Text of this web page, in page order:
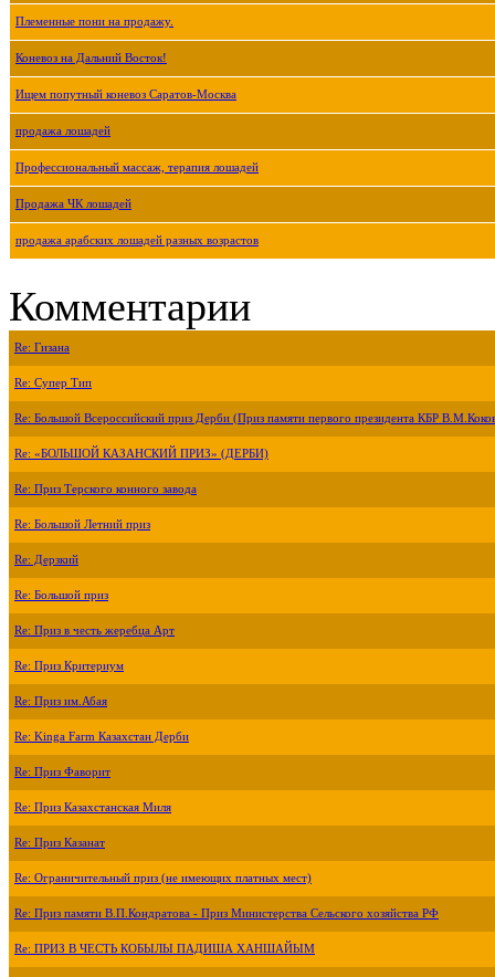
Племенные пони на продажу.
Коневоз на Дальний Восток!
Ищем попутный коневоз Саратов-Москва
продажа лошадей
Профессиональный массаж, терапия лошадей
Продажа ЧК лошадей
продажа арабских лошадей разных возрастов
Комментарии
Re: Гизана
Re: Супер Тип
Re: Большой Всероссийский приз Дерби (Приз памяти первого президента КБР
Re: «БОЛЬШОЙ КАЗАНСКИЙ ПРИЗ» (ДЕРБИ)
Re: Приз Терского конного завода
Re: Большой Летний приз
Re: Дерзкий
Re: Большой приз
Re: Приз в честь жеребца Арт
Re: Приз Критериум
Re: Приз им.Абая
Re: Kinga Farm Казахстан Дерби
Re: Приз Фаворит
Re: Приз Казахстанская Миля
Re: Приз Казанат
Re: Ограничительный приз (не имеющих платных мест)
Re: Приз памяти В.П.Кондратова - Приз Министерства Сельского хозяйства РФ
Re: ПРИЗ В ЧЕСТЬ КОБЫЛЫ ПАДИША ХАНШАЙЫМ